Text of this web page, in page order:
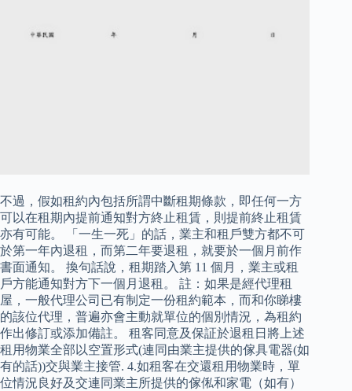
不過，假如租約內包括所謂中斷租期條款，即任何一方
可以在租期內提前通知對方終止租賃，則提前終止租賃
亦有可能。 「一生一死」的話，業主和租戶雙方都不可
於第一年內退租，而第二年要退租，就要於一個月前作
書面通知。 換句話說，租期踏入第 11 個月，業主或租
戶方能通知對方下一個月退租。 註：如果是經代理租
屋，一般代理公司已有制定一份租約範本，而和你睇樓
的該位代理，普遍亦會主動就單位的個別情況，為租約
作出修訂或添加備註。 租客同意及保証於退租日將上述
租用物業全部以空置形式(連同由業主提供的傢具電器(如
有的話))交與業主接管. 4.如租客在交還租用物業時，單
位情況良好及交連同業主所提供的傢俬和家電（如有）